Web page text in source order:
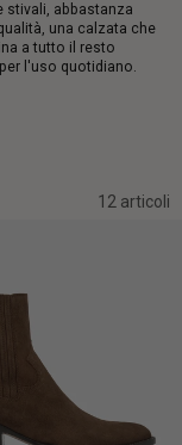
stivali, abbastanza
una calzata che
a tutto il resto
l'uso quotidiano.
12 articoli